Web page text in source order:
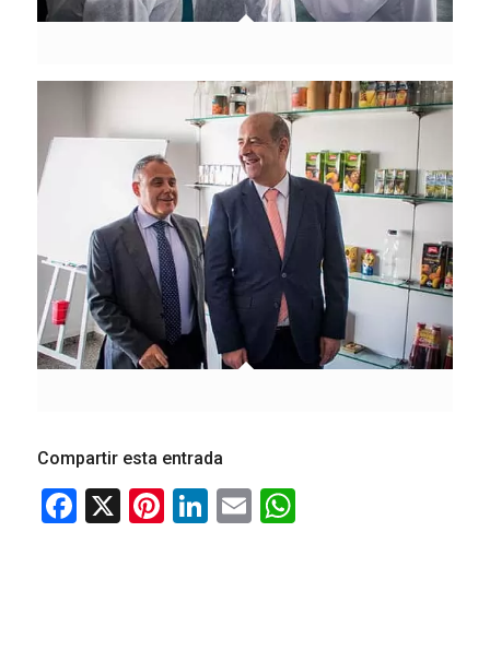
Compartir esta entrada